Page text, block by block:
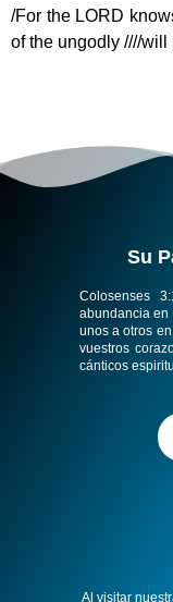
/For the LORD
of the ungodly ////will
Su
Colosenses
abundancia en
unos a otros
vuestros
cánticos
Al visitar